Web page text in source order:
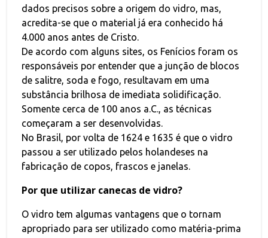
dados precisos sobre a origem do vidro, mas,
acredita-se que o material já era conhecido há
4.000 anos antes de Cristo.
De acordo com alguns sites, os Fenícios foram os
responsáveis por entender que a junção de blocos
de salitre, soda e fogo, resultavam em uma
substância brilhosa de imediata solidificação.
Somente cerca de 100 anos a.C., as técnicas
começaram a ser desenvolvidas.
No Brasil, por volta de 1624 e 1635 é que o vidro
passou a ser utilizado pelos holandeses na
fabricação de copos, frascos e janelas.
Por que utilizar canecas de vidro?
O vidro tem algumas vantagens que o tornam
apropriado para ser utilizado como matéria-prima